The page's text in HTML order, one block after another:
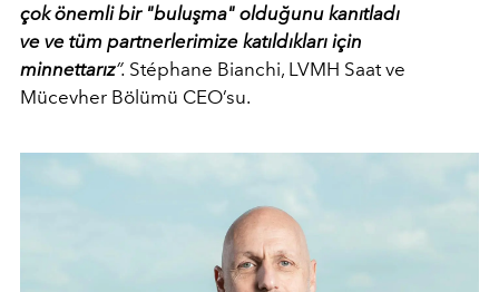
çok önemli bir "buluşma" olduğunu kanıtladı
ve ve tüm partnerlerimize katıldıkları için
minnettarız”. Stéphane Bianchi, LVMH Saat ve
Mücevher Bölümü CEO’su.